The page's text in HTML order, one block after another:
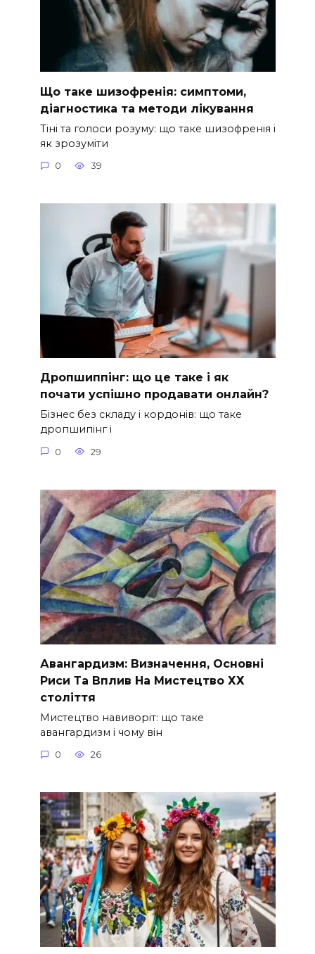
Що таке шизофренія: симптоми,
діагностика та методи лікування
Тіні та голоси розуму: що таке шизофренія і
як зрозуміти
0 39
Дропшиппінг: що це таке і як
почати успішно продавати онлайн?
Бізнес без складу і кордонів: що таке
дропшипінг і
0 29
Авангардизм: Визначення, Основні
Риси Та Вплив На Мистецтво ХХ
століття
Мистецтво навиворіт: що таке
авангардизм і чому він
0 26